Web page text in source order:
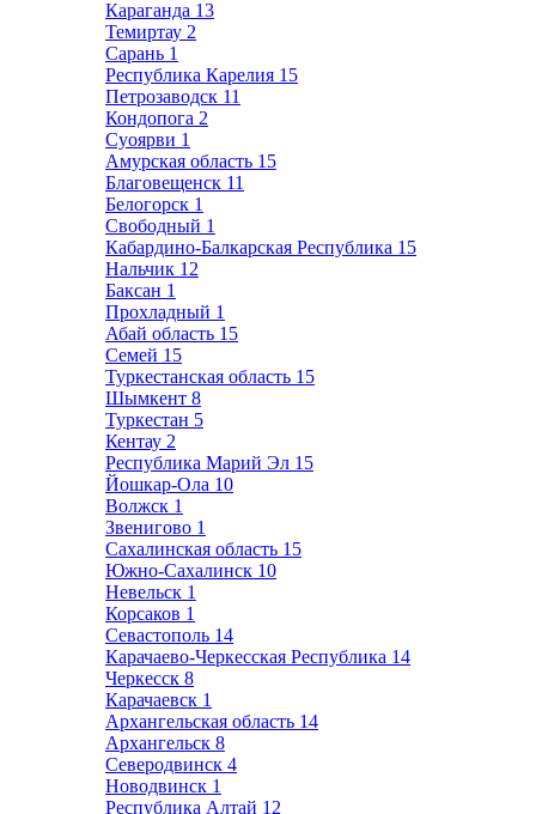
Караганда 13
Темиртау 2
Сарань 1
Республика Карелия 15
Петрозаводск 11
Кондопога 2
Суоярви 1
Амурская область 15
Благовещенск 11
Белогорск 1
Свободный 1
Кабардино-Балкарская Республика 15
Нальчик 12
Баксан 1
Прохладный 1
Абай область 15
Семей 15
Туркестанская область 15
Шымкент 8
Туркестан 5
Кентау 2
Республика Марий Эл 15
Йошкар-Ола 10
Волжск 1
Звенигово 1
Сахалинская область 15
Южно-Сахалинск 10
Невельск 1
Корсаков 1
Севастополь 14
Карачаево-Черкесская Республика 14
Черкесск 8
Карачаевск 1
Архангельская область 14
Архангельск 8
Северодвинск 4
Новодвинск 1
Республика Алтай 12